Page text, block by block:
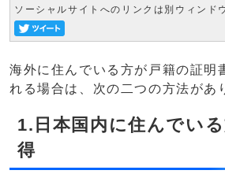
ソーシャルサイトへのリンクは別ウィンド
海外に住んでいる方が戸籍の証明
れる場合は、次の二つの方法があ
1.日本国内に住んでい
得